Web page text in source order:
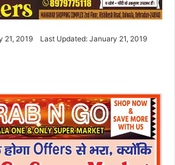
21, 2019 Last Updated: January 21, 2019